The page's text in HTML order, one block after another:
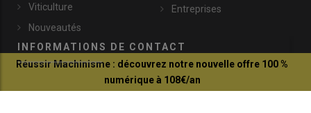
Viticulture
Nouveautés
Entreprises
INFORMATIONS DE CONTACT
communication@reussir.fr
Réussir Machinisme : découvrez notre nouvelle offre 100 %
numérique à 108€/an